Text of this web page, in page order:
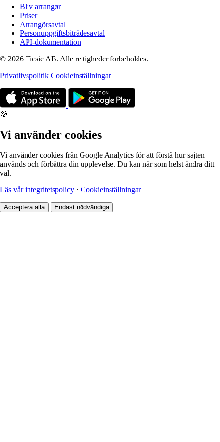
Bliv arrangør
Priser
Arrangörsavtal
Personuppgiftsbiträdesavtal
API-dokumentation
© 2026 Ticsie AB. Alle rettigheder forbeholdes.
Privatlivspolitik Cookieinställningar
🍪
Vi använder cookies
Vi använder cookies från Google Analytics för att förstå hur sajten
används och förbättra din upplevelse. Du kan när som helst ändra ditt
val.
Läs vår integritetspolicy · Cookieinställningar
Acceptera alla Endast nödvändiga